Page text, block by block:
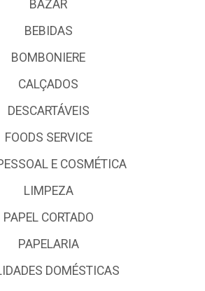
BAZAR
BEBIDAS
BOMBONIERE
CALÇADOS
DESCARTÁVEIS
FOODS SERVICE
E COSMÉTICA
LIMPEZA
PAPEL CORTADO
PAPELARIA
DOMÉSTICAS